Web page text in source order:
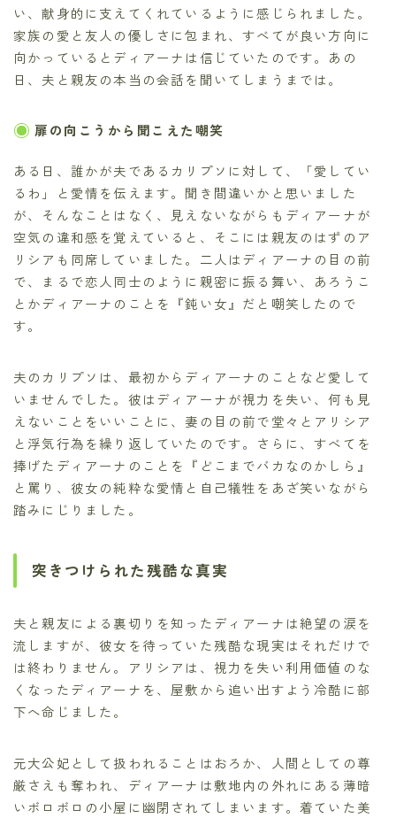
い、献身的に支えてくれているように感じられました。
家族の愛と友人の優しさに包まれ、すべてが良い方向に
向かっているとディアーナは信じていたのです。あの
日、夫と親友の本当の会話を聞いてしまうまでは。
扉の向こうから聞こえた嘲笑
ある日、誰かが夫であるカリプソに対して、「愛してい
るわ」と愛情を伝えます。聞き間違いかと思いました
が、そんなことはなく、見えないながらもディアーナが
空気の違和感を覚えていると、そこには親友のはずのア
リシアも同席していました。二人はディアーナの目の前
で、まるで恋人同士のように親密に振る舞い、あろうこ
とかディアーナのことを『鈍い女』だと嘲笑したので
す。
夫のカリプソは、最初からディアーナのことなど愛して
いませんでした。彼はディアーナが視力を失い、何も見
えないことをいいことに、妻の目の前で堂々とアリシア
と浮気行為を繰り返していたのです。さらに、すべてを
捧げたディアーナのことを『どこまでバカなのかしら』
と罵り、彼女の純粋な愛情と自己犠牲をあざ笑いながら
踏みにじりました。
突きつけられた残酷な真実
夫と親友による裏切りを知ったディアーナは絶望の涙を
流しますが、彼女を待っていた残酷な現実はそれだけで
は終わりません。アリシアは、視力を失い利用価値のな
くなったディアーナを、屋敷から追い出すよう冷酷に部
下へ命じました。
元大公妃として扱われることはおろか、人間としての尊
厳さえも奪われ、ディアーナは敷地内の外れにある薄暗
いボロボロの小屋に幽閉されてしまいます。着ていた美